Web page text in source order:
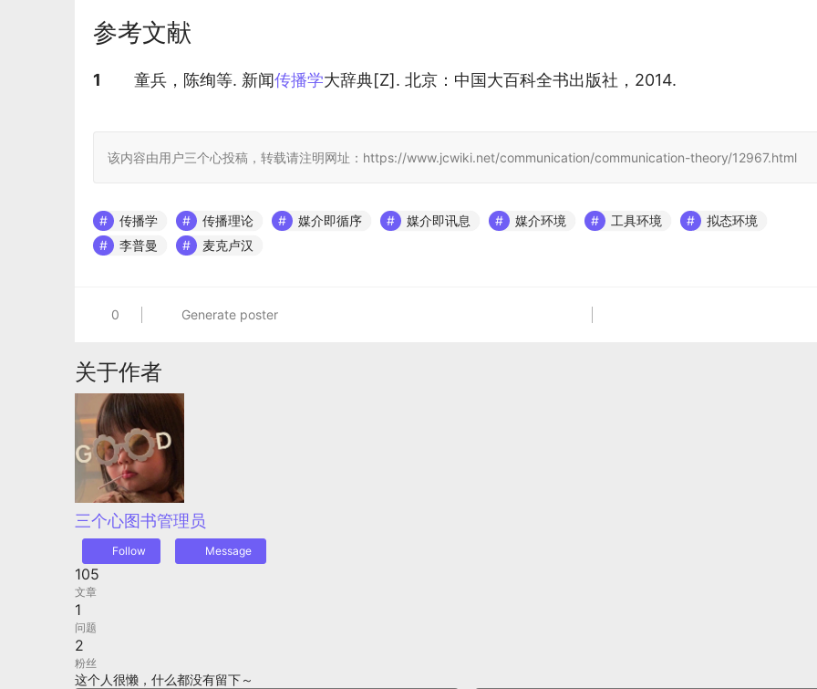
参考文献
参考文献
1 童兵，陈绚等. 新闻传播学大辞典[Z]. 北京：中国大百科全书出版社，2014.
该内容由用户三个心投稿，转载请注明网址：https://www.jcwiki.net/communication/communication-theory/12967.html
传播学 传播理论 媒介即循序 媒介即讯息 媒介环境 工具环境
拟态环境
李普曼
麦克卢汉
0 Generate poster
关于作者
三个心图书管理员
Follow Message
105
文章
1
问题
2
粉丝
这个人很懒，什么都没有留下～